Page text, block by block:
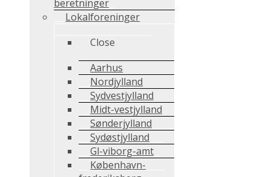
beretninger
Lokalforeninger
Close
Aarhus
Nordjylland
Sydvestjylland
Midt-vestjylland
Sønderjylland
Sydøstjylland
Gl-viborg-amt
København-